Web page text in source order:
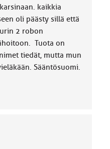
kaikkia
oli päästy sillä että
2 robon
Tuota on
tiedät, mutta mun
Sääntösuomi.